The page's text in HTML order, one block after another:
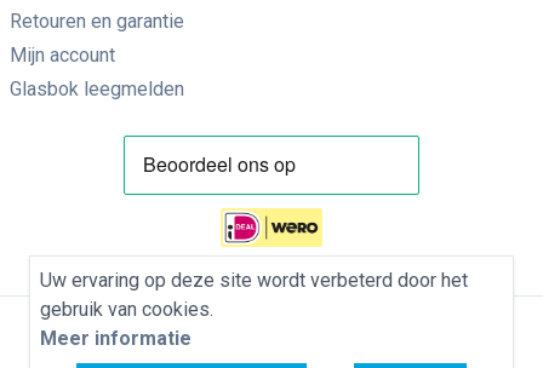
Retouren en garantie
Mijn account
Glasbok leegmelden
Privacybeleid
Uw ervaring op deze site wordt verbeterd door het
gebruik van cookies.
Meer informatie